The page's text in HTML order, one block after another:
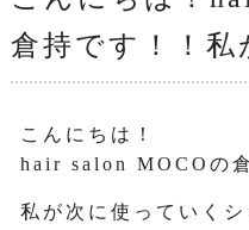
倉持です！！
こんにちは！
hair salon MOCOの
私が次に使っていく